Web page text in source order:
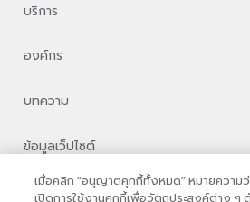
บริการ
องค์กร
บทความ
ข้อมูลเว็ปไซต์
เมื่อคลิก “อนุญาตคุกกี้ทั้งหมด” หมายความ
เปิดการใช้งานคุกกี้เพื่อวัตถุประสงค์ต่าง ๆ